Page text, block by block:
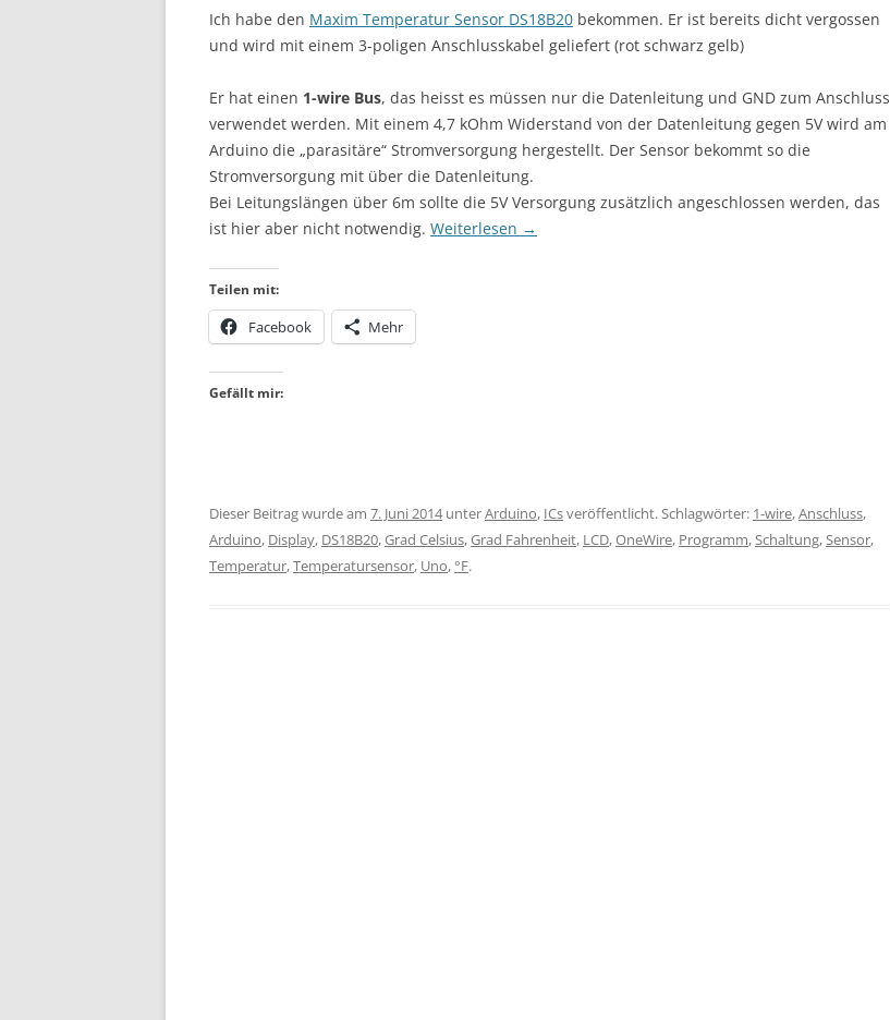
Ich habe den Maxim Temperatur Sensor DS18B20 bekommen. Er ist bereits dicht vergossen
und wird mit einem 3-poligen Anschlusskabel geliefert (rot schwarz gelb)
Er hat einen 1-wire Bus, das heisst es müssen nur die Datenleitung und GND zum Anschluss
verwendet werden. Mit einem 4,7 kOhm Widerstand von der Datenleitung gegen 5V wird am
Arduino die „parasitäre“ Stromversorgung hergestellt. Der Sensor bekommt so die
Stromversorgung mit über die Datenleitung.
Bei Leitungslängen über 6m sollte die 5V Versorgung zusätzlich angeschlossen werden, das
ist hier aber nicht notwendig. Weiterlesen →
Teilen mit:
Facebook Mehr
Gefällt mir:
Dieser Beitrag wurde am 7. Juni 2014unterArduino, ICsveröffentlicht. Schlagwörter: 1-wire,Anschluss,
Arduino, Display, DS18B20,Grad Celsius,Grad Fahrenheit, LCD,OneWire, Programm,Schaltung,Sensor,
Temperatur,Temperatursensor, Uno, °F.